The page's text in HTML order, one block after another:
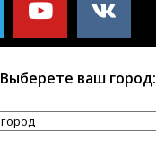
Выберете ваш город: